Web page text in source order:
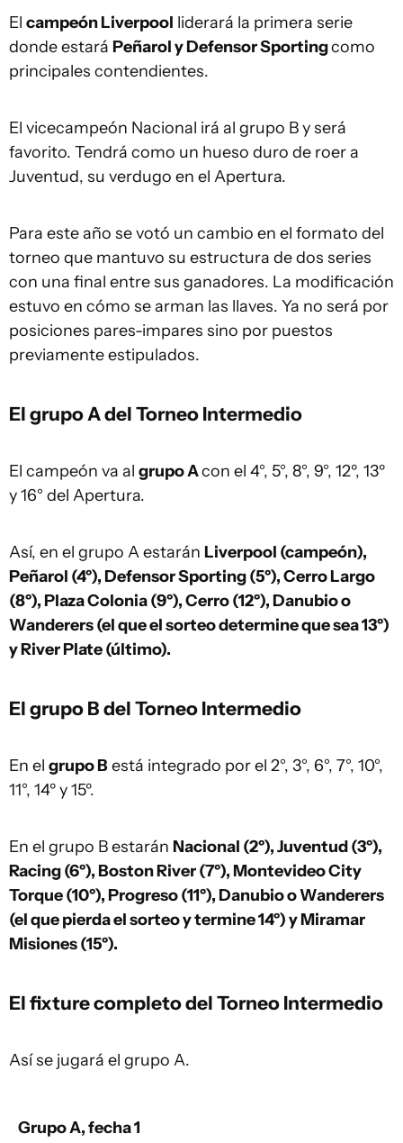
El campeón Liverpool liderará la primera serie
donde estará Peñarol y Defensor Sportingcomo
principales contendientes.
El vicecampeón Nacional irá al grupo B y será
favorito. Tendrá como un hueso duro de roer a
Juventud, su verdugo en el Apertura.
Para este año se votó un cambio en el formato del
torneo que mantuvo su estructura de dos series
con una final entre sus ganadores. La modificación
estuvo en cómo se arman las llaves. Ya no será por
posiciones pares-impares sino por puestos
previamente estipulados.
El grupo A del Torneo Intermedio
El campeón va al grupo Acon el 4°, 5°, 8°, 9°, 12º, 13º
y 16° del Apertura.
Así, en el grupo A estarán Liverpool (campeón),
Peñarol (4º), Defensor Sporting (5º), Cerro Largo
(8º), Plaza Colonia (9º), Cerro (12º), Danubio o
Wanderers (el que el sorteo determine que sea 13º)
y River Plate (último).
El grupo B del Torneo Intermedio
En el grupo Bestá integrado por el 2°, 3°, 6°, 7°, 10°,
11°, 14º y 15º.
En el grupo B estarán Nacional (2º), Juventud (3º),
Racing (6º), Boston River (7º), Montevideo City
Torque (10º), Progreso (11º), Danubio o Wanderers
(el que pierda el sorteo y termine 14º) y Miramar
Misiones (15º).
El fixture completo del Torneo Intermedio
Así se jugará el grupo A.
Grupo A, fecha 1